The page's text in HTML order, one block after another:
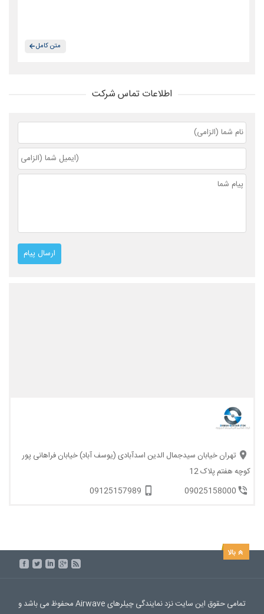
متن کامل
اطلاعات تماس شرکت
تهران خیابان سیدجمال الدین اسدآبادی (یوسف آباد) خیابان فراهانی پور
کوچه هفتم پلاک 12
09025158000
09125157989
تمامی حقوق این سایت نزد نمایندگی چیلرهای Airwave محفوظ می باشد و